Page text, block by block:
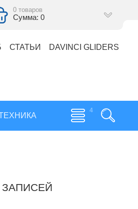
0 товаров
Сумма: 0
СТАТЬИ DAVINCI GLIDERS